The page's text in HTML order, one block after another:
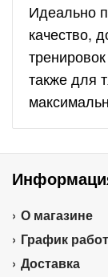
Идеально
качество,
также для
О магазине
График
Доставка